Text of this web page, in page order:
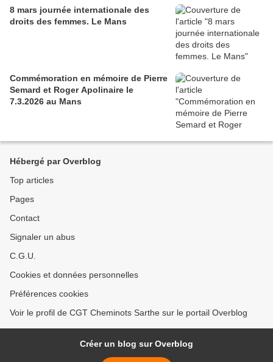
8 mars journée internationale des
droits des femmes. Le Mans
Commémoration en mémoire de Pierre
Semard et Roger Apolinaire le
7.3.2026 au Mans
Hébergé par Overblog
Top articles
Pages
Contact
Signaler un abus
C.G.U.
Cookies et données personnelles
Préférences cookies
Voir le profil de CGT Cheminots Sarthe sur le portail Overblog
Créer un blog sur Overblog